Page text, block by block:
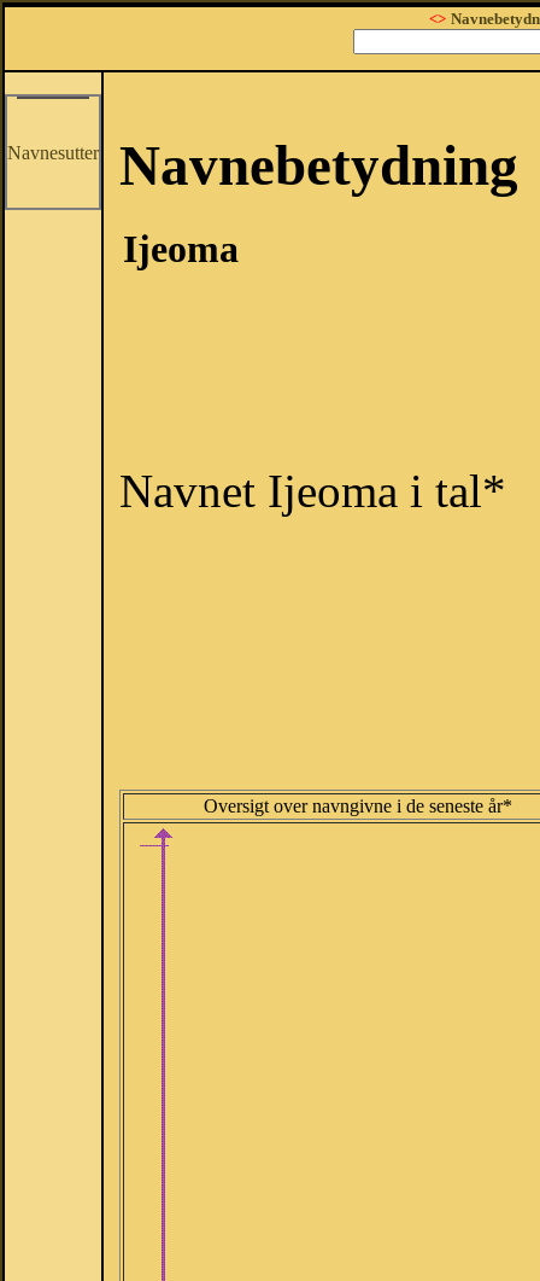
<>
Navnesutter Navnebetydning
Ijeoma
Navnet Ijeoma i tal*
Oversigt over navngivne i de seneste år*